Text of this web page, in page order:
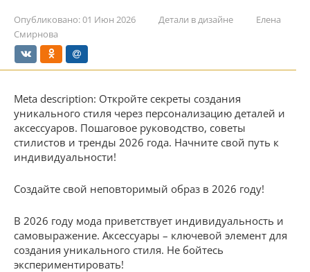
Опубликовано:01 Июн 2026 Детали в дизайне
Елена
Смирнова
Meta description: Откройте секреты создания
уникального стиля через персонализацию деталей и
аксессуаров. Пошаговое руководство, советы
стилистов и тренды 2026 года. Начните свой путь к
индивидуальности!
Создайте свой неповторимый образ в 2026 году!
В 2026 году мода приветствует индивидуальность и
самовыражение. Аксессуары – ключевой элемент для
создания уникального стиля. Не бойтесь
экспериментировать!